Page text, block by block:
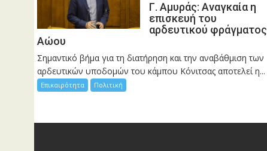
Γ. Αμυράς: Αναγκαία η
επισκευή του
αρδευτικού φράγματος
Αώου
Σημαντικό βήμα για τη διατήρηση και την αναβάθμιση των
αρδευτικών υποδομών του κάμπου Κόνιτσας αποτελεί η...
Επικαιρότητα Πολιτική